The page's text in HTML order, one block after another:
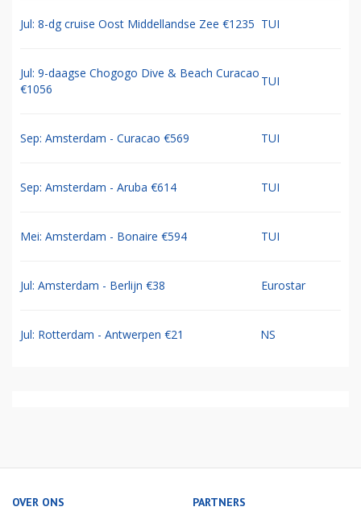
Jul: 8-dg cruise Oost Middellandse Zee €1235 TUI
Jul: 9-daagse Chogogo Dive & Beach Curacao
€1056
TUI
Sep: Amsterdam - Curacao €569 TUI
Sep: Amsterdam - Aruba €614 TUI
Mei: Amsterdam - Bonaire €594 TUI
Jul: Amsterdam - Berlijn €38 Eurostar
Jul: Rotterdam - Antwerpen €21 NS
OVER ONS PARTNERS